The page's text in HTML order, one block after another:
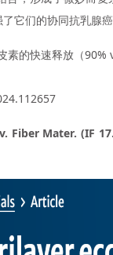
它们的协同抗乳腺
的快速释放（
Fiber Mater. (IF